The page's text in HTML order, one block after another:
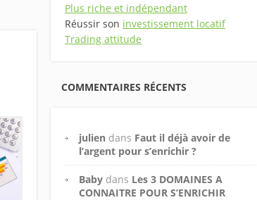
Plus riche et indépendant
Réussir son investissement locatif
Trading attitude
COMMENTAIRES RÉCENTS
julien dans Faut il déjà avoir de
l’argent pour s’enrichir ?
Baby dans Les 3 DOMAINES A
CONNAITRE POUR S’ENRICHIR